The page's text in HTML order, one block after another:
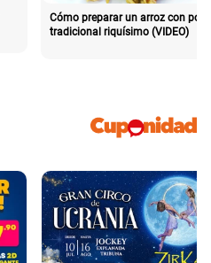
Cómo preparar un arroz con pollo
tradicional riquísimo (VIDEO)